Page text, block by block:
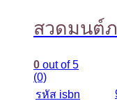
สวดมนต์
0 out of 5
(0)
รหัส isbn